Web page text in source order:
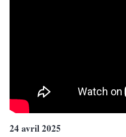
24 avril 2025